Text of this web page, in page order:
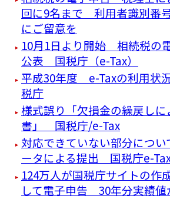
回に9名まで 利用者識別番
にご留意を
10月1日より開始 相続税の
公表 国税庁（e-Tax）
平成30年度 e-Taxの利用状
税庁
様式誤り「欠損金の繰戻し
書」 国税庁/e-Tax
対応できていない部分につ
ータによる提出 国税庁e-
124万人が国税庁サイトの作
して電子申告 30年分実績値